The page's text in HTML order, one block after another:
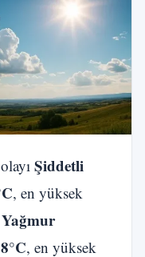
Şiddetli
, en yüksek
8°C, en yüksek